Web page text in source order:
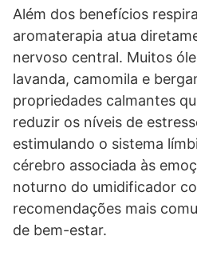
Além dos benefícios
aromaterapia atua
nervoso central. Muitos
lavanda, camomila e
propriedades calmantes
reduzir os níveis de
estimulando o sistema
cérebro associada às
noturno do umidificador
recomendações mais
de bem-estar.